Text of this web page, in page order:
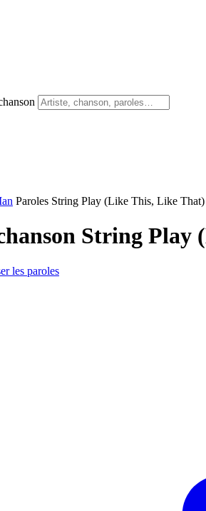
Paroles String Play (Like This, Like That)
String
les paroles